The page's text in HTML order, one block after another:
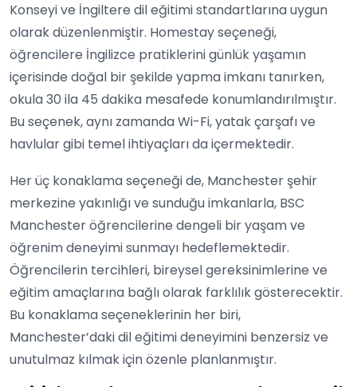
Konseyi ve İngiltere dil eğitimi standartlarına uygun
olarak düzenlenmiştir. Homestay seçeneği,
öğrencilere İngilizce pratiklerini günlük yaşamın
içerisinde doğal bir şekilde yapma imkanı tanırken,
okula 30 ila 45 dakika mesafede konumlandırılmıştır.
Bu seçenek, aynı zamanda Wi-Fi, yatak çarşafı ve
havlular gibi temel ihtiyaçları da içermektedir.
Her üç konaklama seçeneği de, Manchester şehir
merkezine yakınlığı ve sunduğu imkanlarla, BSC
Manchester öğrencilerine dengeli bir yaşam ve
öğrenim deneyimi sunmayı hedeflemektedir.
Öğrencilerin tercihleri, bireysel gereksinimlerine ve
eğitim amaçlarına bağlı olarak farklılık gösterecektir.
Bu konaklama seçeneklerinin her biri,
Manchester’daki dil eğitimi deneyimini benzersiz ve
unutulmaz kılmak için özenle planlanmıştır.